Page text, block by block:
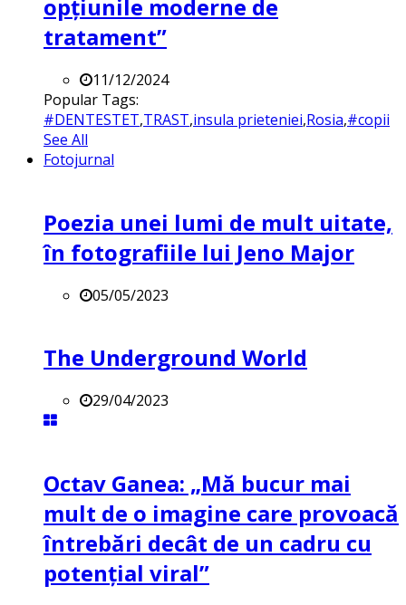
opțiunile moderne de
tratament”
11/12/2024
Popular Tags:
#DENTESTET,TRAST,insula prieteniei,Rosia,#copii
See All
Fotojurnal
Poezia unei lumi de mult uitate,
în fotografiile lui Jeno Major
05/05/2023
The Underground World
29/04/2023
Octav Ganea: „Mă bucur mai
mult de o imagine care provoacă
întrebări decât de un cadru cu
potenţial viral”